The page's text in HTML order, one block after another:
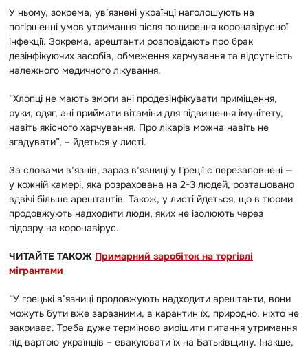
У ньому, зокрема, ув’язнені українці наголошують на
погіршенні умов утримання після поширення коронавірусної
інфекції. Зокрема, арештанти розповідають про брак
дезінфікуючих засобів, обмеження харчування та відсутність
належного медичного лікування.
“Хлопці не мають змоги ані продезінфікувати приміщення,
руки, одяг, ані приймати вітаміни для підвищення імунітету,
навіть якісного харчування. Про лікарів можна навіть не
згадувати”, – йдеться у листі.
За словами в’язнів, зараз в’язниці у Греції є перезаповнені —
у кожній камері, яка розрахована на 2-3 людей, розташовано
вдвічі більше арештантів. Також, у листі йдеться, що в тюрми
продовжують надходити люди, яких не ізолюють через
підозру на коронавірус.
ЧИТАЙТЕ ТАКОЖ Примарний заробіток на торгівлі
мігрантами
“У грецькі в’язниці продовжують надходити арештанти, вони
можуть бути вже заразними, в карантин їх, природно, ніхто не
закриває. Треба дуже терміново вирішити питання утримання
під вартою українців – евакуювати їх на Батьківщину. Інакше,